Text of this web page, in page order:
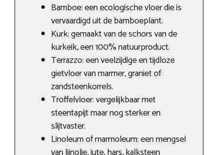
Bamboe: een ecologische vloer die is
vervaardigd uit de bamboeplant.
Kurk: gemaakt van de schors van de
kurkeik, een 100% natuurproduct.
Terrazzo: een veelzijdige en tijdloze
gietvloer van marmer, graniet of
zandsteenkorrels.
Troffelvloer: vergelijkbaar met
steentapijt maar nog sterker en
slijtvaster.
Linoleum of marmoleum: een mengsel